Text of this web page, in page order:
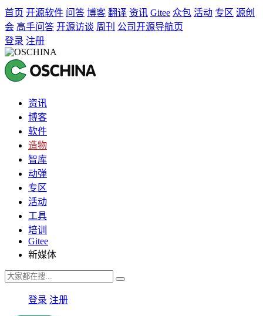
首页 开源软件 问答 博客 翻译 资讯 Gitee 众包 活动 专区 源创
会 高手问答 开源访谈 周刊 公司开源导航页
登录 注册
资讯
博客
软件
造物
智库
动弹
专区
活动
工具
培训
Gitee
新媒体
登录 注册